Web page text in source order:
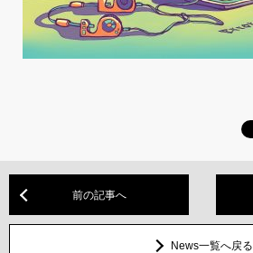
前の記事へ
News一覧へ戻る